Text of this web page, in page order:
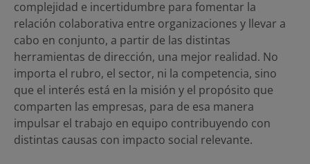
complejidad e incertidumbre para fomentar la
relación colaborativa entre organizaciones y llevar a
cabo en conjunto, a partir de las distintas
herramientas de dirección, una mejor realidad. No
importa el rubro, el sector, ni la competencia, sino
que el interés está en la misión y el propósito que
comparten las empresas, para de esa manera
impulsar el trabajo en equipo contribuyendo con
distintas causas con impacto social relevante.